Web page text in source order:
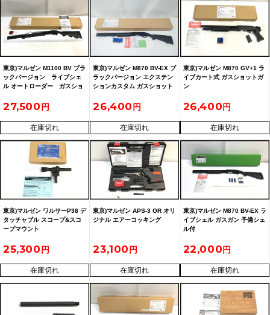
東京)マルゼン M1100 BV ブラ
ックバージョン ライブシェ
ル オートローダー ガスショ
27,500
在庫切れ
東京)マルゼン M870 BV-EX ブ
ラックバージョン エクステン
ションカスタム ガスショット
26,400
在庫切れ
東京)マルゼン M870 GV+1 ラ
イブカート式 ガスショットガ
ン
26,400
在庫切れ
東京)マルゼン ワルサーP38 デ
タッチャブル スコープ&スコ
ープマウント
25,300
在庫切れ
東京)マルゼン APS-3 OR オリ
ジナル エアーコッキング
23,100
在庫切れ
東京)マルゼン M870 BV-EX ラ
イブシェル ガスガン 予備シェ
ル付
22,000
在庫切れ